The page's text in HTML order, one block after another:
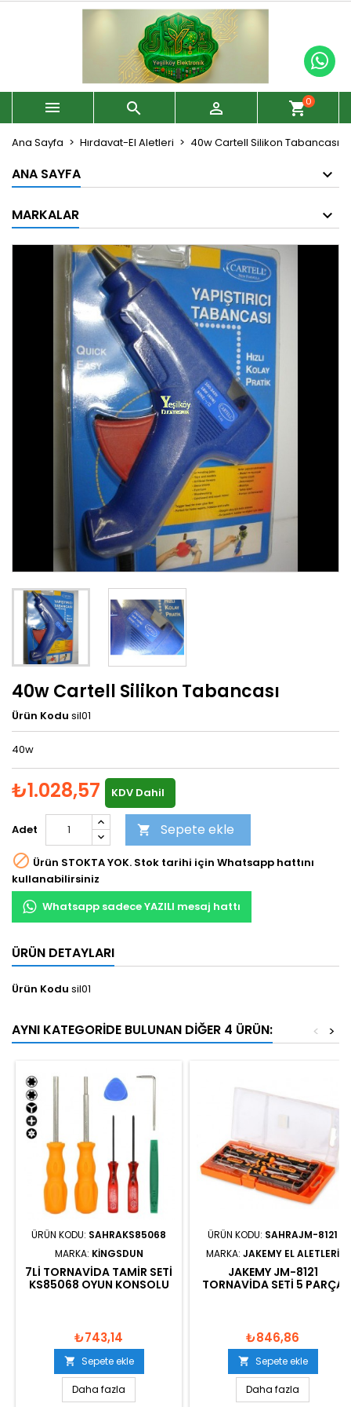
   shopping_cart0
Ana Sayfa Hırdavat-El Aletleri 40w Cartell Silikon Tabancası
ANA SAYFA
MARKALAR
40w Cartell Silikon Tabancası
Ürün Kodu sil01
40w
₺1.028,57 KDV Dahil
Adet  Sepete ekle
 Ürün STOKTA YOK. Stok tarihi için Whatsapp hattını
kullanabilirsiniz
Whatsapp sadece YAZILI mesaj hattı
ÜRÜN DETAYLARI
Ürün Kodu sil01
AYNI KATEGORIDE BULUNAN DIĞER 4 ÜRÜN: >
<
ÜRÜN KODU: SAHRAKS85068
MARKA: KINGSDUN
7LI TORNAVIDA TAMIR SETI
KS85068 OYUN KONSOLU
₺743,14
 Sepete ekle
Daha fazla
ÜRÜN KODU: SAHRAJM-8121
MARKA: JAKEMY EL ALETLERI
JAKEMY JM-8121
TORNAVIDA SETI 5 PARÇA
₺846,86
 Sepete ekle
Daha fazla